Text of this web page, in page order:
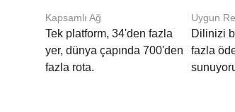
Kapsamlı Ağ
Tek platform, 34'den fazla
yer, dünya çapında 700'den
fazla rota.
Uygun
Dilinizi
fazla